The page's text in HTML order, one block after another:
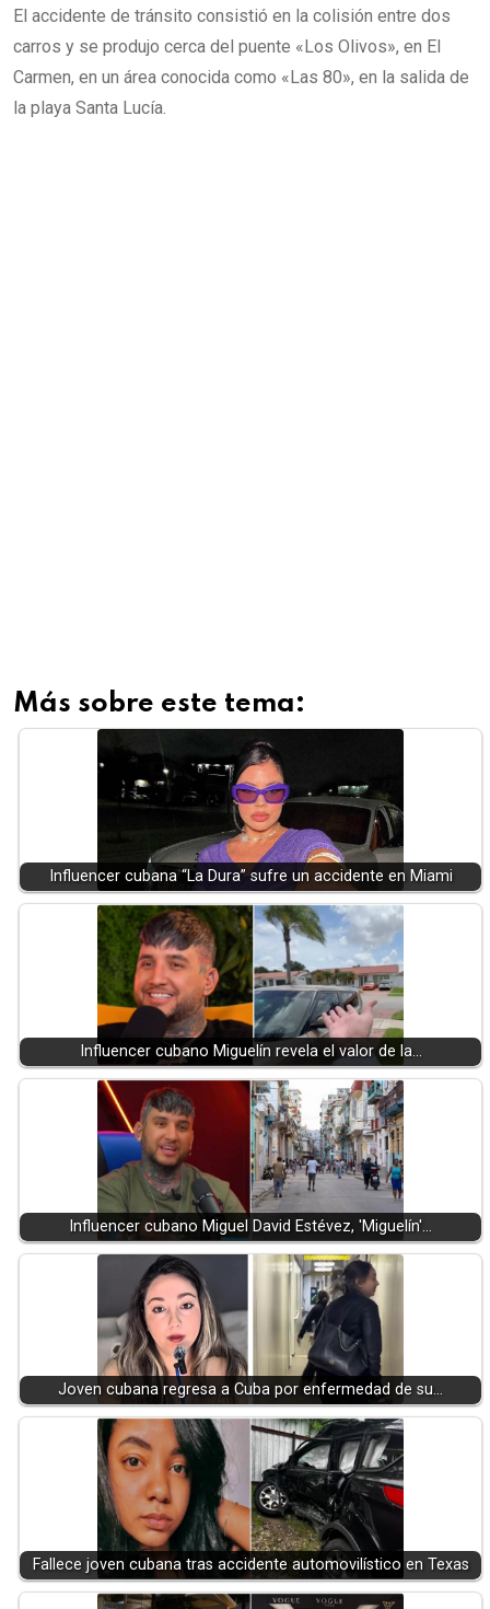
El accidente de tránsito consistió en la colisión entre dos
carros y se produjo cerca del puente «Los Olivos», en El
Carmen, en un área conocida como «Las 80», en la salida de
la playa Santa Lucía.
Más sobre este tema:
Influencer cubana “La Dura” sufre un accidente en Miami
Influencer cubano Miguelín revela el valor de la…
Influencer cubano Miguel David Estévez, 'Miguelín'…
Joven cubana regresa a Cuba por enfermedad de su…
Fallece joven cubana tras accidente automovilístico en Texas